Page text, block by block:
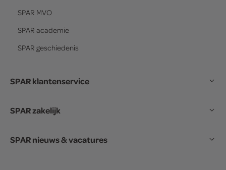
SPAR MVO
SPAR academie
SPAR geschiedenis
SPAR klantenservice
SPAR zakelijk
SPAR nieuws & vacatures